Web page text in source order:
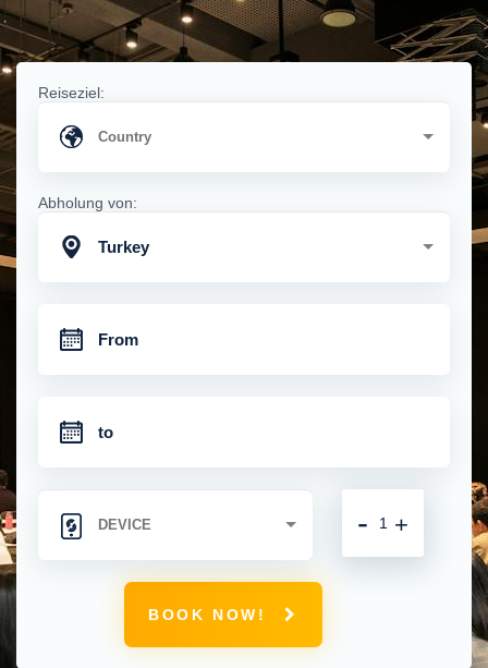
Reiseziel:
Abholung von:
Turkey
+
-
BOOK NOW!